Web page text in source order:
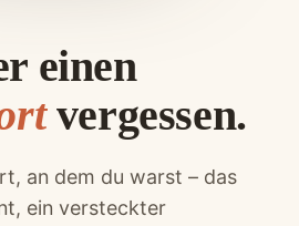
einen
vergessen.
an dem du warst – das
ein versteckter